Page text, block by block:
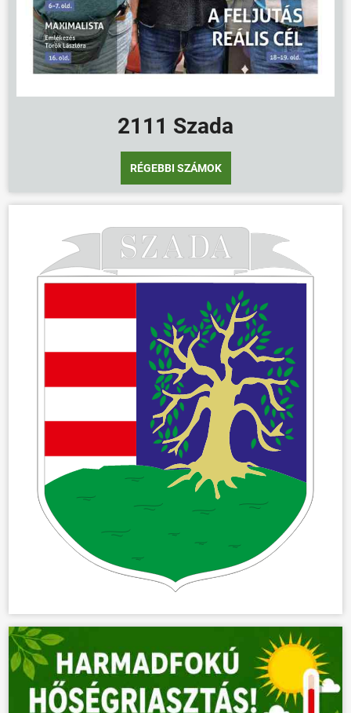
2111 Szada
RÉGEBBI SZÁMOK